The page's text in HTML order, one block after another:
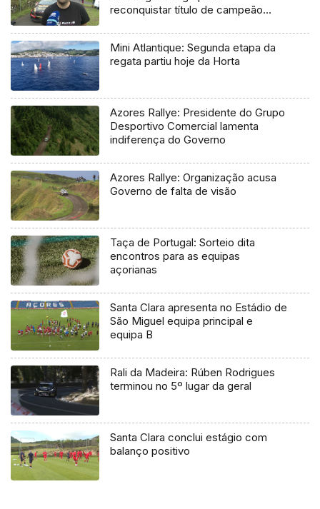
reconquistar título de campeão
Mini Atlantique: Segunda etapa da
regata partiu hoje da Horta
Azores Rallye: Presidente do Grupo
Desportivo Comercial lamenta
indiferença do Governo
Azores Rallye: Organização acusa
Governo de falta de visão
Taça de Portugal: Sorteio dita
encontros para as equipas
açorianas
Santa Clara apresenta no Estádio de
São Miguel equipa principal e
equipa B
Rali da Madeira: Rúben Rodrigues
terminou no 5º lugar da geral
Santa Clara conclui estágio com
balanço positivo